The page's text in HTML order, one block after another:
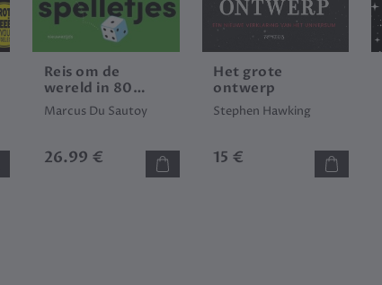
Reis om de
wereld in 80
spelletjes
Marcus Du Sautoy
26.99 €
Het grote
ontwerp
Stephen Hawking
15 €